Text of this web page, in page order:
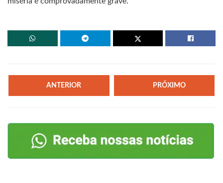
ANTERIOR PRÓXIMO